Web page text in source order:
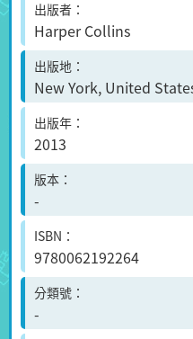
出版者
Harper Collins
出版地
New York, United
出版年
2013
版本
-
ISBN
9780062192264
分類號
-